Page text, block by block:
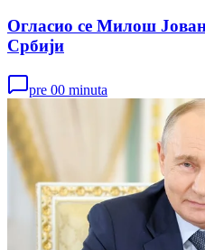
Огласио се Милош
Србији
pre 00 minuta